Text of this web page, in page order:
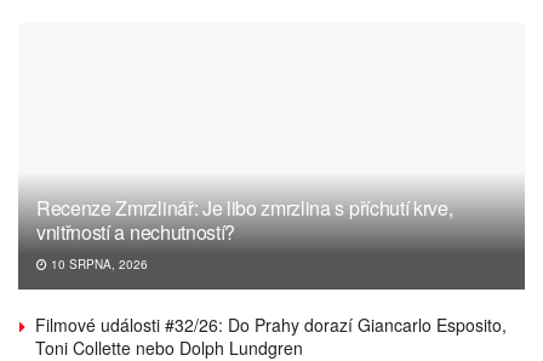
Recenze Zmrzlinář: Je libo zmrzlina s příchutí krve,
vnitřností a nechutností?
10 SRPNA, 2026
Filmové události #32/26: Do Prahy dorazí Giancarlo Esposito,
Toni Collette nebo Dolph Lundgren